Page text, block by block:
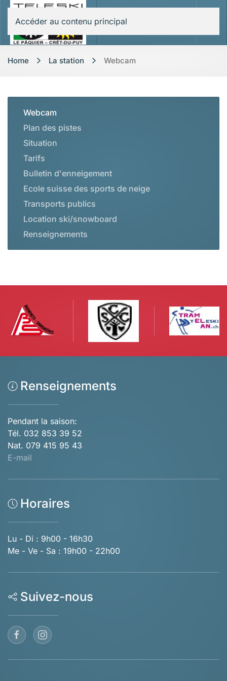
Accéder au contenu principal
Home La station Webcam
Webcam
Plan des pistes
Situation
Tarifs
Bulletin d'enneigement
Ecole suisse des sports de neige
Transports publics
Location ski/snowboard
Renseignements
Renseignements
Pendant la saison:
Tél. 032 853 39 52
Nat. 079 415 95 43
E-mail
Horaires
Lu - Di : 9h00 - 16h30
Me - Ve - Sa : 19h00 - 22h00
Suivez-nous